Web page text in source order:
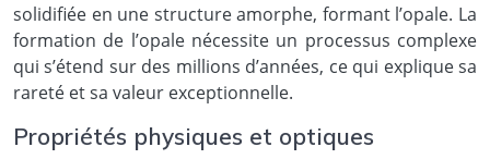
solidifiée en une structure amorphe, formant l’opale. La
formation de l’opale nécessite un processus complexe
qui s’étend sur des millions d’années, ce qui explique sa
rareté et sa valeur exceptionnelle.
Propriétés physiques et optiques